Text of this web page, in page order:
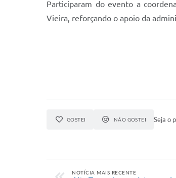
Participaram do evento a
Vieira, reforçando o apoio da
GOSTEI NÃO GOSTEI Seja o
NOTÍCIA MAIS RECENTE